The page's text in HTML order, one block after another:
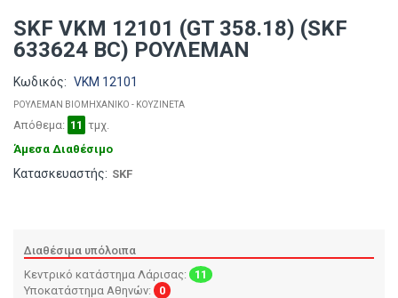
SKF VKM 12101 (GT 358.18) (SKF
633624 BC) ΡΟΥΛΕΜΑΝ
Κωδικός: VKM 12101
ΡΟΥΛΕΜΑΝ ΒΙΟΜΗΧΑΝΙΚΟ - ΚΟΥΖΙΝΕΤΑ
Απόθεμα: 11 τμχ.
Άμεσα Διαθέσιμο
Κατασκευαστής: SKF
Διαθέσιμα υπόλοιπα
Κεντρικό κατάστημα Λάρισας:
11
Υποκατάστημα Αθηνών:
0